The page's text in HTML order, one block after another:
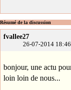
Résumé de la discussion
fvallee27
26-07-2014
bonjour, une actu
loin loin de nous...